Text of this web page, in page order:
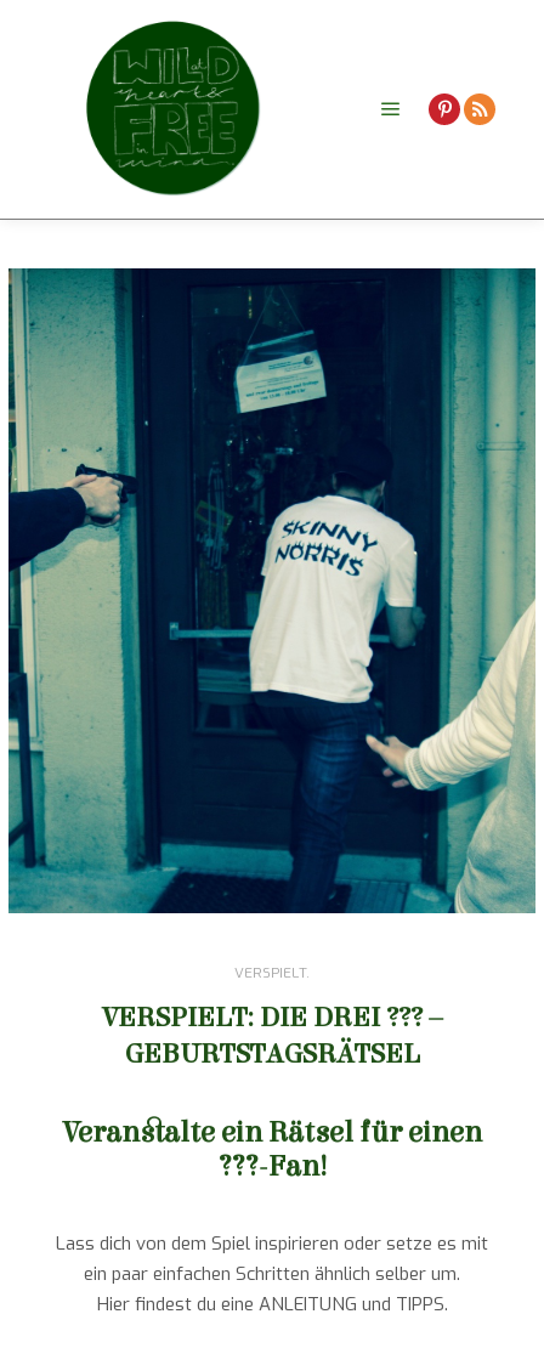
VERSPIELT.
VERSPIELT: DIE DREI ??? –
GEBURTSTAGSRÄTSEL
Veranstalte ein Rätsel für einen
???-Fan!
Lass dich von dem Spiel inspirieren oder setze es mit
ein paar einfachen Schritten ähnlich selber um.
Hier findest du eine ANLEITUNG und TIPPS.